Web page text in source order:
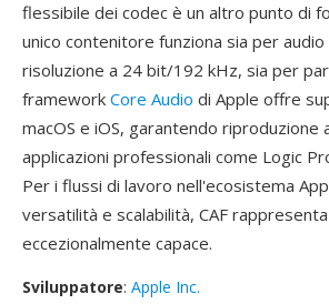
flessibile dei codec è un altro punto di
unico contenitore funziona sia per
risoluzione a 24 bit/192 kHz, sia per
framework Core Audio di Apple offre
macOS e iOS, garantendo riproduzione
applicazioni professionali come Logic
Per i flussi di lavoro nell'ecosistema
versatilità e scalabilità, CAF
eccezionalmente capace.
Sviluppatore: Apple Inc.